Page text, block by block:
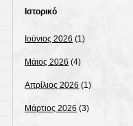
Ιστορικό
Ιούνιος 2026 (1)
Μάιος 2026 (4)
Απρίλιος 2026 (1)
Μάρτιος 2026 (3)